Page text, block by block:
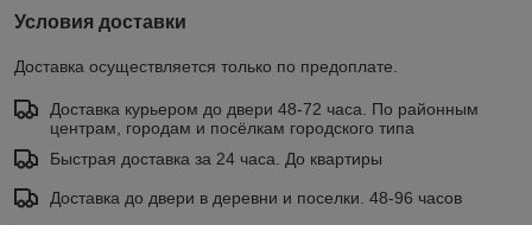
Условия доставки
Доставка осуществляется только по предоплате.
Доставка курьером до двери 48-72 часа. По районным
центрам, городам и посёлкам городского типа
Быстрая доставка за 24 часа. До квартиры
Доставка до двери в деревни и поселки. 48-96 часов